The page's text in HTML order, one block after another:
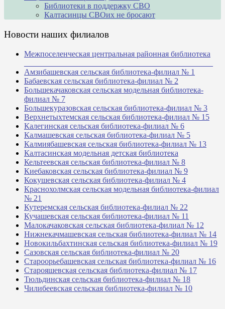
Библиотеки в поддержку СВО
Калтасинцы СВОих не бросают
Новости наших филиалов
Межпоселенческая центральная районная библиотека
Амзибашевская сельская библиотека-филиал № 1
Бабаевская сельская библиотека-филиал № 2
Большекачаковская сельская модельная библиотека-
филиал № 7
Большекуразовская сельская библиотека-филиал № 3
Верхнетыхтемская сельская библиотека-филиал № 15
Калегинская сельская библиотека-филиал № 6
Калмашевская сельская библиотека-филиал № 5
Калмиябашевская сельская библиотека-филиал № 13
Калтасинская модельная детская библиотека
Кельтеевская сельская библиотека-филиал № 8
Киебаковская сельская библиотека-филиал № 9
Кокушевская сельская библиотека-филиал № 4
Краснохолмская сельская модельная библиотека-филиал
№ 21
Кутеремская сельская библиотека-филиал № 22
Кучашевская сельская библиотека-филиал № 11
Малокачаковская сельская библиотека-филиал № 12
Нижнекачмашевская сельская библиотека-филиал № 14
Новокильбахтинская сельская библиотека-филиал № 19
Сазовская сельская библиотека-филиал № 20
Староорьебашевская сельская библиотека-филиал № 16
Старояшевская сельская библиотека-филиал № 17
Тюльдинская сельская библиотека-филиал № 18
Чилибеевская сельская библиотека-филиал № 10